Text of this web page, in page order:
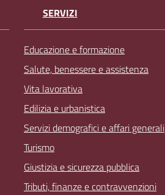
SERVIZI
Educazione e formazione
Salute, benessere e assistenza
Vita lavorativa
Edilizia e urbanistica
Servizi demografici e affari generali
Turismo
Giustizia e sicurezza pubblica
Tributi, finanze e contravvenzioni